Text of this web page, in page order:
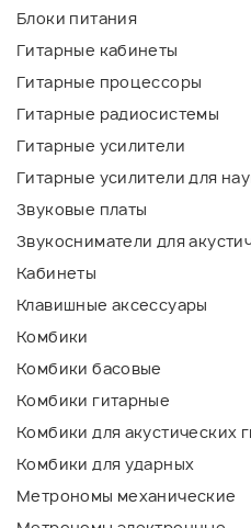
Блоки питания
Гитарные кабинеты
Гитарные процессоры
Гитарные радиосистемы
Гитарные усилители
Гитарные усилители для
Звуковые платы
Звукосниматели для
Кабинеты
Клавишные аксессуары
Комбики
Комбики басовые
Комбики гитарные
Комбики для акустических
Комбики для ударных
Метрономы механические